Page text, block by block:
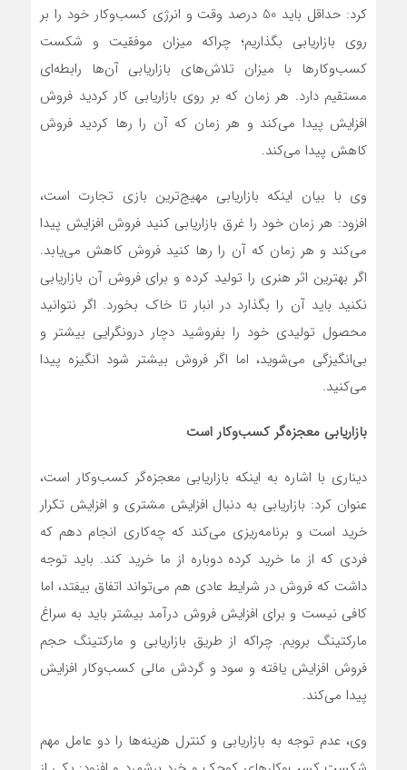
کرد: حداقل باید 50 درصد وقت و انرژی کسب‌وکار خود را بر
روی بازاریابی بگذاریم؛ چراکه میزان موفقیت و شکست
کسب‌وکارها با میزان تلاش‌های بازاریابی آن‌ها رابطه‌ای
مستقیم دارد. هر زمان که بر روی بازاریابی کار کردید فروش
افزایش پیدا می‌کند و هر زمان که آن را رها کردید فروش
کاهش پیدا می‌کند.
وی با بیان اینکه بازاریابی مهیج‌ترین بازی تجارت است،
افزود: هر زمان خود را غرق بازاریابی کنید فروش افزایش پیدا
می‌کند و هر زمان که آن را رها کنید فروش کاهش می‌یابد.
اگر بهترین اثر هنری را تولید کرده و برای فروش آن بازاریابی
نکنید باید آن را بگذارد در انبار تا خاک بخورد. اگر نتوانید
محصول تولیدی خود را بفروشید دچار درونگرایی بیشتر و
بی‌انگیزگی می‌شوید، اما اگر فروش بیشتر شود انگیزه پیدا
می‌کنید.
بازاریابی معجزه‌گر کسب‌وکار است
دیناری با اشاره به اینکه بازاریابی معجزه‌گر کسب‌وکار است،
عنوان کرد: بازاریابی به دنبال افزایش مشتری و افزایش تکرار
خرید است و برنامه‌ریزی می‌کند که چه‌کاری انجام دهم که
فردی که از ما خرید کرده دوباره از ما خرید کند. باید توجه
داشت که فروش در شرایط عادی هم می‌تواند اتفاق بیفتد، اما
کافی نیست و برای افزایش فروش درآمد بیشتر باید به سراغ
مارکتینگ برویم. چراکه از طریق بازاریابی و مارکتینگ حجم
فروش افزایش یافته و سود و گردش مالی کسب‌وکار افزایش
پیدا می‌کند.
وی، عدم توجه به بازاریابی و کنترل هزینه‌ها را دو عامل مهم